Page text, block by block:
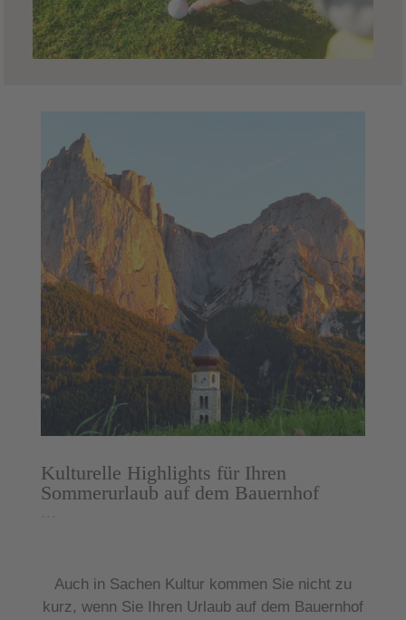
Kulturelle Highlights für Ihren
Sommerurlaub auf dem Bauernhof
Auch in Sachen Kultur kommen Sie nicht zu
kurz, wenn Sie Ihren Urlaub auf dem Bauernhof